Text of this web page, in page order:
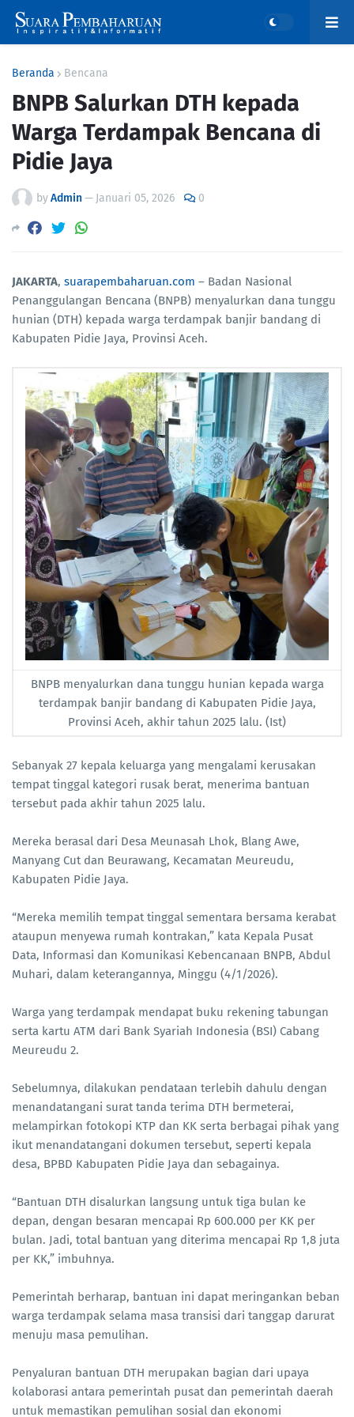
Beranda Bencana
BNPB Salurkan DTH kepada
Warga Terdampak Bencana di
Pidie Jaya
byAdmin— Januari 05, 2026 0
JAKARTA, suarapembaharuan.com – Badan Nasional
Penanggulangan Bencana (BNPB) menyalurkan dana tunggu
hunian (DTH) kepada warga terdampak banjir bandang di
Kabupaten Pidie Jaya, Provinsi Aceh.
BNPB menyalurkan dana tunggu hunian kepada warga
terdampak banjir bandang di Kabupaten Pidie Jaya,
Provinsi Aceh, akhir tahun 2025 lalu. (Ist)
Sebanyak 27 kepala keluarga yang mengalami kerusakan
tempat tinggal kategori rusak berat, menerima bantuan
tersebut pada akhir tahun 2025 lalu.
Mereka berasal dari Desa Meunasah Lhok, Blang Awe,
Manyang Cut dan Beurawang, Kecamatan Meureudu,
Kabupaten Pidie Jaya.
“Mereka memilih tempat tinggal sementara bersama kerabat
ataupun menyewa rumah kontrakan,” kata Kepala Pusat
Data, Informasi dan Komunikasi Kebencanaan BNPB, Abdul
Muhari, dalam keterangannya, Minggu (4/1/2026).
Warga yang terdampak mendapat buku rekening tabungan
serta kartu ATM dari Bank Syariah Indonesia (BSI) Cabang
Meureudu 2.
Sebelumnya, dilakukan pendataan terlebih dahulu dengan
menandatangani surat tanda terima DTH bermeterai,
melampirkan fotokopi KTP dan KK serta berbagai pihak yang
ikut menandatangani dokumen tersebut, seperti kepala
desa, BPBD Kabupaten Pidie Jaya dan sebagainya.
“Bantuan DTH disalurkan langsung untuk tiga bulan ke
depan, dengan besaran mencapai Rp 600.000 per KK per
bulan. Jadi, total bantuan yang diterima mencapai Rp 1,8 juta
per KK,” imbuhnya.
Pemerintah berharap, bantuan ini dapat meringankan beban
warga terdampak selama masa transisi dari tanggap darurat
menuju masa pemulihan.
Penyaluran bantuan DTH merupakan bagian dari upaya
kolaborasi antara pemerintah pusat dan pemerintah daerah
untuk memastikan pemulihan sosial dan ekonomi